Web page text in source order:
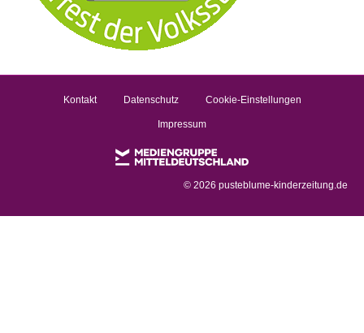
Kontakt Datenschutz Cookie-Einstellungen
Impressum
© 2026 pusteblume-kinderzeitung.de